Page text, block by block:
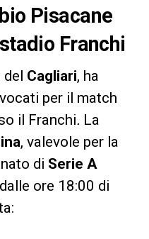
Pisacane
Franchi
del Cagliari, ha
per il match
il Franchi. La
, valevole per la
di Serie A
ore 18:00 di